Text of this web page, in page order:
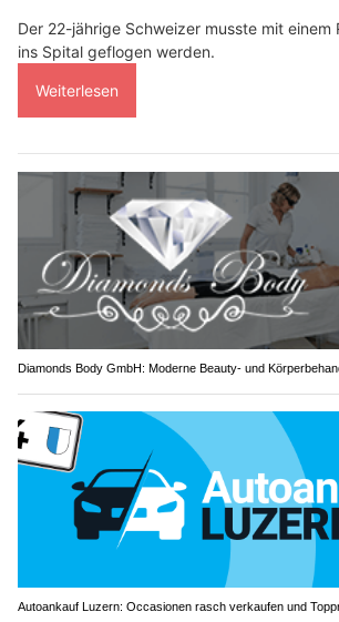
Der 22-jährige Schweizer musste mit
ins Spital geflogen werden.
Weiterlesen
Diamonds Body GmbH: Moderne Beauty- und
Autoankauf Luzern: Occasionen rasch verkaufen und